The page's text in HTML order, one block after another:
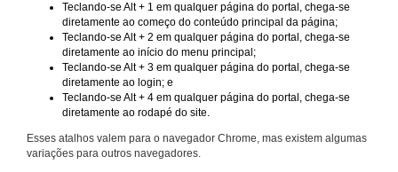
Teclando-se Alt + 1 em qualquer página do portal, chega-se
diretamente ao começo do conteúdo principal da página;
Teclando-se Alt + 2 em qualquer página do portal, chega-se
diretamente ao início do menu principal;
Teclando-se Alt + 3 em qualquer página do portal, chega-se
diretamente ao login; e
Teclando-se Alt + 4 em qualquer página do portal, chega-se
diretamente ao rodapé do site.
Esses atalhos valem para o navegador Chrome, mas existem algumas
variações para outros navegadores.